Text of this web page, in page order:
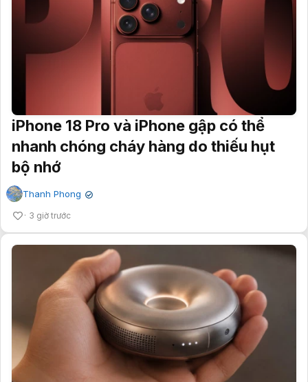
iPhone 18 Pro và iPhone gập có thể
nhanh chóng cháy hàng do thiếu hụt
bộ nhớ
Thanh Phong ✔
3 giờ trước